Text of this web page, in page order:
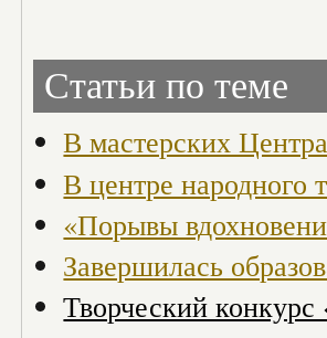
Статьи по теме
В мастерских
В центре народного
«Порывы
Завершилась
Творческий конкурс